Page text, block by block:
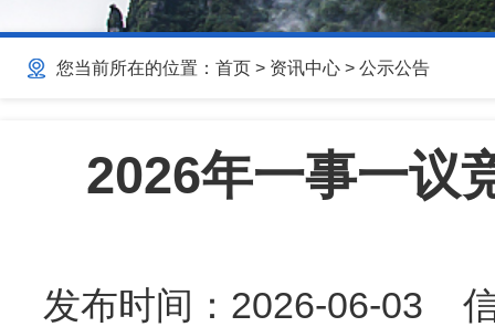
您当前所在的位置： 首页 > 资讯中心 > 公示公告
2026年一事一议
发布时间： 2026-06-03 信